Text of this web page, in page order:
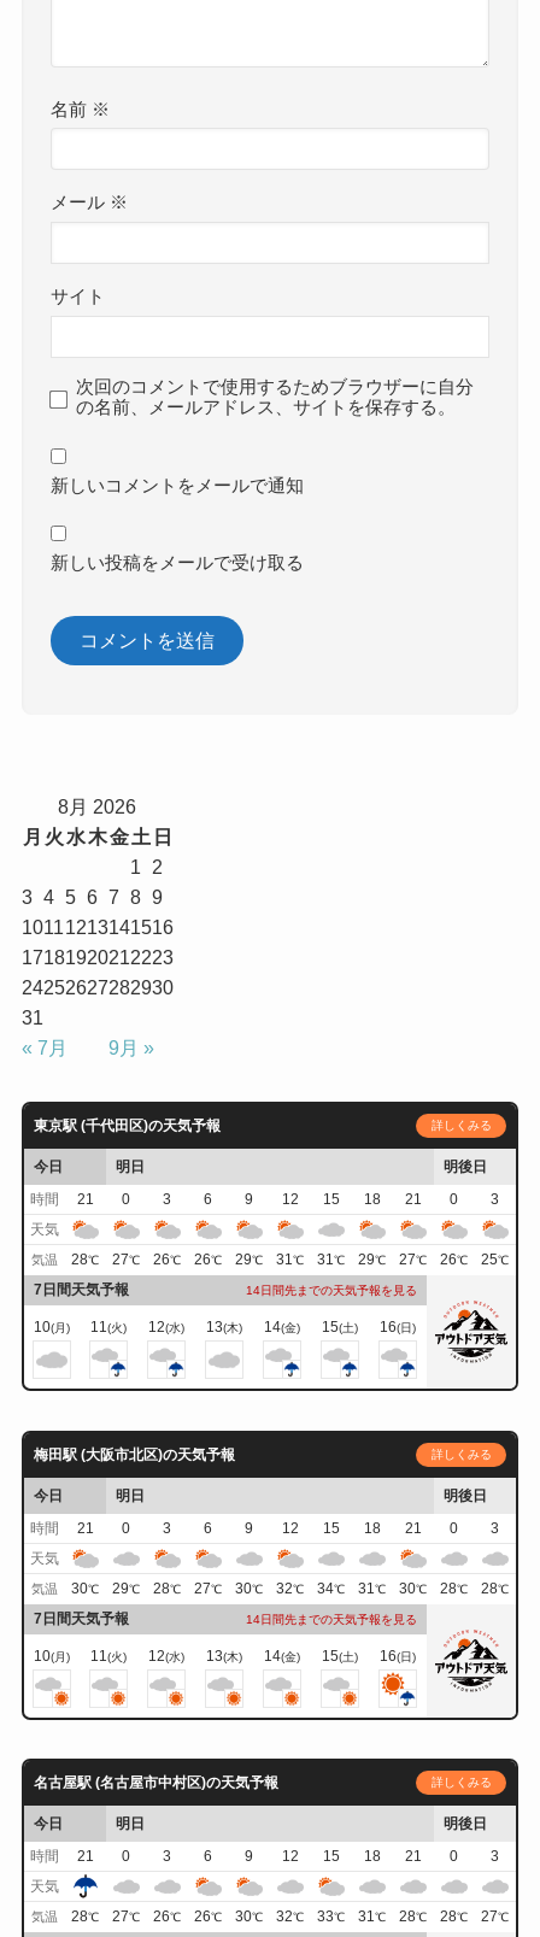
名前 ※
メール ※
サイト
次回のコメントで使用するためブラウザーに自分
の名前、メールアドレス、サイトを保存する。
新しいコメントをメールで通知
新しい投稿をメールで受け取る
8月 2026
月 火 水木金土 日
1
2
3 4 5 6 7 8 9
10111213141516
17181920212223
24252627282930
31
« 7月
9月 »
東京駅 (千代田区)の天気予報 詳しくみる
今日 明日
明後日
時間
21 0 3 6 9 12 15 18 21 0
3
天気
気温 28℃ 27℃ 26℃ 26℃ 29℃ 31℃ 31℃ 29℃ 27℃ 26℃ 25℃
7日間天気予報 14日間先までの天気予報を見る
10(月) 11(火) 12(水) 13(木) 14(金) 15(土) 16(日)
梅田駅 (大阪市北区)の天気予報 詳しくみる
今日 明日
明後日
時間
21 0 3 6 9 12 15 18 21 0
3
天気
気温 30℃ 29℃ 28℃ 27℃ 30℃ 32℃ 34℃ 31℃ 30℃ 28℃ 28℃
7日間天気予報 14日間先までの天気予報を見る
10(月) 11(火) 12(水) 13(木) 14(金) 15(土) 16(日)
名古屋駅 (名古屋市中村区)の天気予報 詳しくみる
今日 明日
明後日
時間
21 0 3 6 9 12 15 18 21 0
3
天気
気温 28℃ 27℃ 26℃ 26℃ 30℃ 32℃ 33℃ 31℃ 28℃ 28℃ 27℃